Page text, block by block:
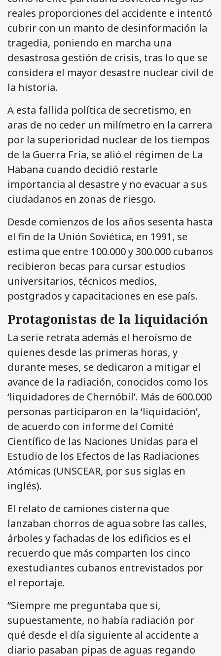
reales proporciones del accidente e intentó
cubrir con un manto de desinformación la
tragedia, poniendo en marcha una
desastrosa gestión de crisis, tras lo que se
considera el mayor desastre nuclear civil de
la historia.
A esta fallida política de secretismo, en
aras de no ceder un milímetro en la carrera
por la superioridad nuclear de los tiempos
de la Guerra Fría, se alió el régimen de La
Habana cuando decidió restarle
importancia al desastre y no evacuar a sus
ciudadanos en zonas de riesgo.
Desde comienzos de los años sesenta hasta
el fin de la Unión Soviética, en 1991, se
estima que entre 100.000 y 300.000 cubanos
recibieron becas para cursar estudios
universitarios, técnicos medios,
postgrados y capacitaciones en ese país.
Protagonistas de la liquidación
La serie retrata además el heroísmo de
quienes desde las primeras horas, y
durante meses, se dedicaron a mitigar el
avance de la radiación, conocidos como los
‘liquidadores de Chernóbil’. Más de 600.000
personas participaron en la ‘liquidación’,
de acuerdo con informe del Comité
Científico de las Naciones Unidas para el
Estudio de los Efectos de las Radiaciones
Atómicas (UNSCEAR, por sus siglas en
inglés).
El relato de camiones cisterna que
lanzaban chorros de agua sobre las calles,
árboles y fachadas de los edificios es el
recuerdo que más comparten los cinco
exestudiantes cubanos entrevistados por
el reportaje.
“Siempre me preguntaba que si,
supuestamente, no había radiación por
qué desde el día siguiente al accidente a
diario pasaban pipas de aguas regando